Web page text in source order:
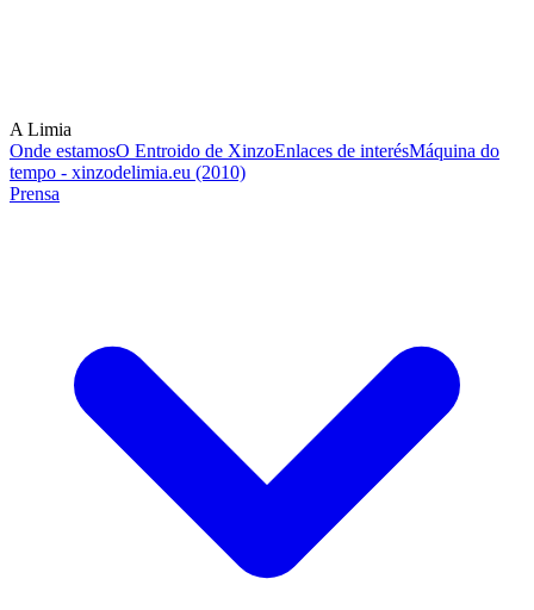
A Limia
Onde estamosO Entroido de XinzoEnlaces de interésMáquina do
tempo - xinzodelimia.eu (2010)
Prensa